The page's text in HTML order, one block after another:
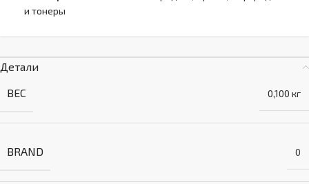
и тонеры
Детали
ВЕС
0,100 кг
BRAND 0